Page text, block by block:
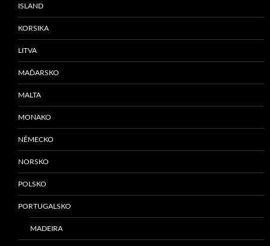
ISLAND
KORSIKA
LITVA
MAĎARSKO
MALTA
MONAKO
NĚMECKO
NORSKO
POLSKO
PORTUGALSKO
MADEIRA